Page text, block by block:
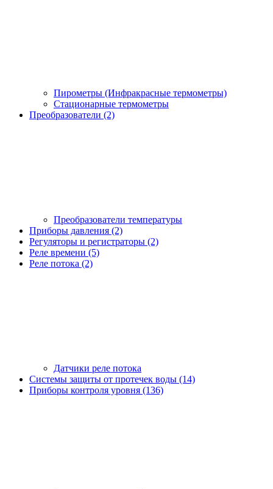
Пирометры (Инфракрасные термометры)
Стационарные термометры
Преобразователи (2)
Преобразователи температуры
Приборы давления (2)
Регуляторы и регистраторы (2)
Реле времени (5)
Реле потока (2)
Датчики реле потока
Системы защиты от протечек воды (14)
Приборы контроля уровня (136)